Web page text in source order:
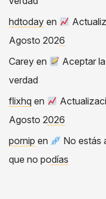
hdtoday en
Agosto 2026
Carey en
Aceptar
verdad
flixhq en
Agosto 2026
pornip en
No estás
que no podías